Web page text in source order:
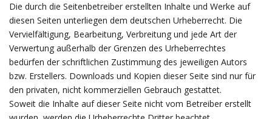
Die durch die Seitenbetreiber erstellten Inhalte und Werke auf
diesen Seiten unterliegen dem deutschen Urheberrecht. Die
Vervielfältigung, Bearbeitung, Verbreitung und jede Art der
Verwertung außerhalb der Grenzen des Urheberrechtes
bedürfen der schriftlichen Zustimmung des jeweiligen Autors
bzw. Erstellers. Downloads und Kopien dieser Seite sind nur für
den privaten, nicht kommerziellen Gebrauch gestattet.
Soweit die Inhalte auf dieser Seite nicht vom Betreiber erstellt